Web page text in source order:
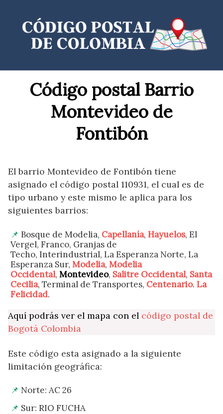
contenido
Código postal Barrio
Montevideo de
Fontibón
El barrio Montevideo de Fontibón tiene
asignado el código postal 110931, el cual es de
tipo urbano y este mismo le aplica para los
siguientes barrios:
Bosque de Modelia, Capellanía, Hayuelos, El
Vergel, Franco, Granjas de
Techo, Interindustrial, La Esperanza Norte, La
Esperanza Sur, Modelia, Modelia
Occidental, Montevideo, Salitre Occidental, Santa
Cecilia, Terminal de Transportes, Centenario. La
Felicidad.
Aquí podrás ver el mapa con el código postal de
Bogotá Colombia
Este código esta asignado a la siguiente
limitación geográfica:
Norte: AC 26
Sur: RIO FUCHA